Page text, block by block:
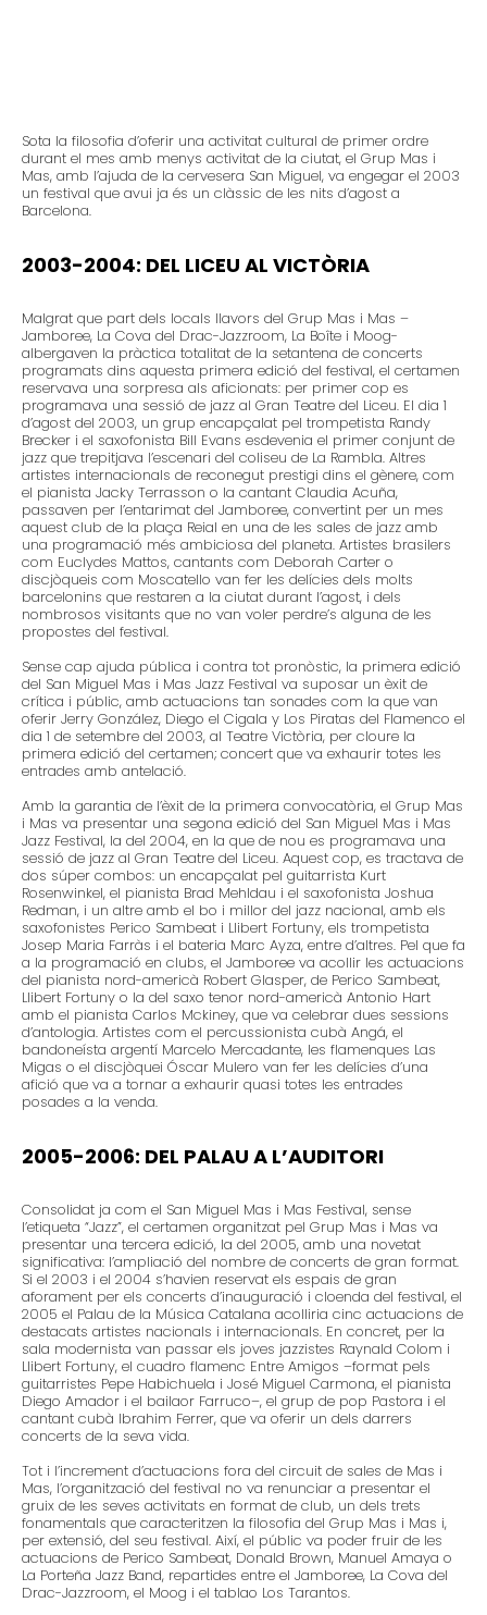
Sota la filosofia d’oferir una activitat cultural de primer ordre
durant el mes amb menys activitat de la ciutat, el Grup Mas i
Mas, amb l’ajuda de la cervesera San Miguel, va engegar el 2003
un festival que avui ja és un clàssic de les nits d’agost a
Barcelona.
2003-2004: DEL LICEU AL VICTÒRIA
Malgrat que part dels locals llavors del Grup Mas i Mas –
Jamboree, La Cova del Drac-Jazzroom, La Boîte i Moog-
albergaven la pràctica totalitat de la setantena de concerts
programats dins aquesta primera edició del festival, el certamen
reservava una sorpresa als aficionats: per primer cop es
programava una sessió de jazz al Gran Teatre del Liceu. El dia 1
d’agost del 2003, un grup encapçalat pel trompetista Randy
Brecker i el saxofonista Bill Evans esdevenia el primer conjunt de
jazz que trepitjava l’escenari del coliseu de La Rambla. Altres
artistes internacionals de reconegut prestigi dins el gènere, com
el pianista Jacky Terrasson o la cantant Claudia Acuña,
passaven per l’entarimat del Jamboree, convertint per un mes
aquest club de la plaça Reial en una de les sales de jazz amb
una programació més ambiciosa del planeta. Artistes brasilers
com Euclydes Mattos, cantants com Deborah Carter o
discjòqueis com Moscatello van fer les delícies dels molts
barcelonins que restaren a la ciutat durant l’agost, i dels
nombrosos visitants que no van voler perdre’s alguna de les
propostes del festival.
Sense cap ajuda pública i contra tot pronòstic, la primera edició
del San Miguel Mas i Mas Jazz Festival va suposar un èxit de
crítica i públic, amb actuacions tan sonades com la que van
oferir Jerry González, Diego el Cigala y Los Piratas del Flamenco el
dia 1 de setembre del 2003, al Teatre Victòria, per cloure la
primera edició del certamen; concert que va exhaurir totes les
entrades amb antelació.
Amb la garantia de l’èxit de la primera convocatòria, el Grup Mas
i Mas va presentar una segona edició del San Miguel Mas i Mas
Jazz Festival, la del 2004, en la que de nou es programava una
sessió de jazz al Gran Teatre del Liceu. Aquest cop, es tractava de
dos súper combos: un encapçalat pel guitarrista Kurt
Rosenwinkel, el pianista Brad Mehldau i el saxofonista Joshua
Redman, i un altre amb el bo i millor del jazz nacional, amb els
saxofonistes Perico Sambeat i Llibert Fortuny, els trompetista
Josep Maria Farràs i el bateria Marc Ayza, entre d’altres. Pel que fa
a la programació en clubs, el Jamboree va acollir les actuacions
del pianista nord-americà Robert Glasper, de Perico Sambeat,
Llibert Fortuny o la del saxo tenor nord-americà Antonio Hart
amb el pianista Carlos Mckiney, que va celebrar dues sessions
d’antologia. Artistes com el percussionista cubà Angá, el
bandoneísta argentí Marcelo Mercadante, les flamenques Las
Migas o el discjòquei Óscar Mulero van fer les delícies d’una
afició que va a tornar a exhaurir quasi totes les entrades
posades a la venda.
2005-2006: DEL PALAU A L’AUDITORI
Consolidat ja com el San Miguel Mas i Mas Festival, sense
l’etiqueta “Jazz”, el certamen organitzat pel Grup Mas i Mas va
presentar una tercera edició, la del 2005, amb una novetat
significativa: l’ampliació del nombre de concerts de gran format.
Si el 2003 i el 2004 s’havien reservat els espais de gran
aforament per els concerts d’inauguració i cloenda del festival, el
2005 el Palau de la Música Catalana acolliria cinc actuacions de
destacats artistes nacionals i internacionals. En concret, per la
sala modernista van passar els joves jazzistes Raynald Colom i
Llibert Fortuny, el cuadro flamenc Entre Amigos –format pels
guitarristes Pepe Habichuela i José Miguel Carmona, el pianista
Diego Amador i el bailaor Farruco–, el grup de pop Pastora i el
cantant cubà Ibrahim Ferrer, que va oferir un dels darrers
concerts de la seva vida.
Tot i l’increment d’actuacions fora del circuit de sales de Mas i
Mas, l’organització del festival no va renunciar a presentar el
gruix de les seves activitats en format de club, un dels trets
fonamentals que caracteritzen la filosofia del Grup Mas i Mas i,
per extensió, del seu festival. Així, el públic va poder fruir de les
actuacions de Perico Sambeat, Donald Brown, Manuel Amaya o
La Porteña Jazz Band, repartides entre el Jamboree, La Cova del
Drac-Jazzroom, el Moog i el tablao Los Tarantos.